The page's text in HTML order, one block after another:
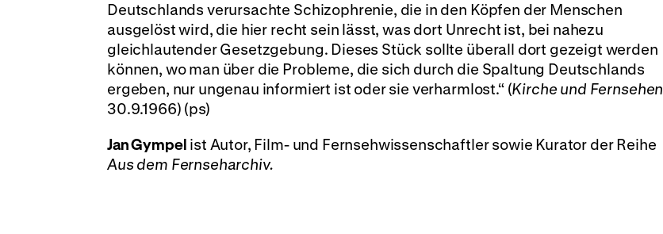
Deutschlands verursachte Schizophrenie, die in den Köpfen der Menschen
ausgelöst wird, die hier recht sein lässt, was dort Unrecht ist, bei nahezu
gleichlautender Gesetzgebung. Dieses Stück sollte überall dort gezeigt werden
können, wo man über die Probleme, die sich durch die Spaltung Deutschlands
ergeben, nur ungenau informiert ist oder sie verharmlost.“ (Kirche und Fernsehen
30.9.1966) (ps)
Jan Gympel ist Autor, Film- und Fernsehwissenschaftler sowie Kurator der Reihe
Aus dem Fernseharchiv.